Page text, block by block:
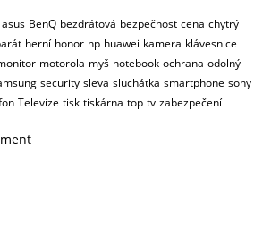
asus BenQ bezdrátová bezpečnost cena chytrý
herní honor hp huawei kamera klávesnice
motorola myš notebook ochrana odolný
security sleva sluchátka smartphone sony
Televize tisk tiskárna top tv zabezpečení